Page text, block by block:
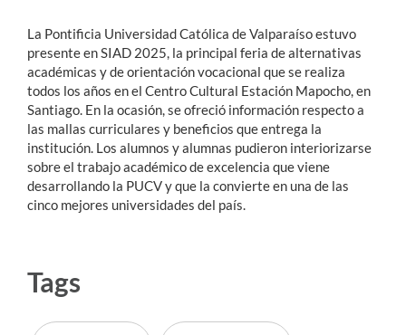
La Pontificia Universidad Católica de Valparaíso estuvo
presente en SIAD 2025, la principal feria de alternativas
académicas y de orientación vocacional que se realiza
todos los años en el Centro Cultural Estación Mapocho, en
Santiago. En la ocasión, se ofreció información respecto a
las mallas curriculares y beneficios que entrega la
institución. Los alumnos y alumnas pudieron interiorizarse
sobre el trabajo académico de excelencia que viene
desarrollando la PUCV y que la convierte en una de las
cinco mejores universidades del país.
Tags